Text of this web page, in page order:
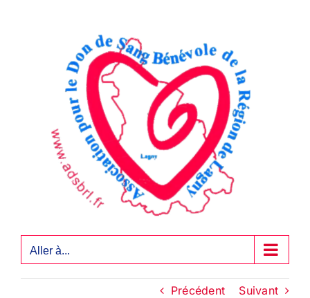
Aller à...
Précédent Suivant